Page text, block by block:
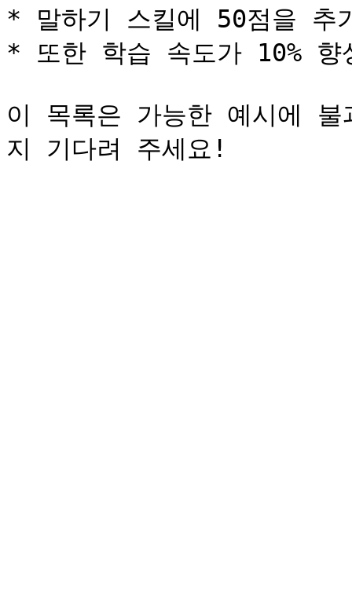
* 말하기 스킬에 50점을 추
* 또한 학습 속도가 10% 향
이 목록은 가능한 예시에